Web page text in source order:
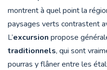
montrent à quel point la
paysages verts contrastent
L’excursion propose
traditionnels, qui sont
pourras y flâner entre les